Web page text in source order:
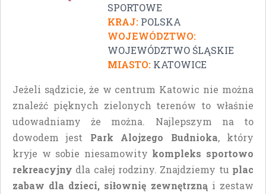
SPORTOWE
KRAJ: POLSKA
WOJEWÓDZTWO:
WOJEWÓDZTWO ŚLĄSKIE
MIASTO: KATOWICE
Jeżeli sądzicie, że w centrum Katowic nie można
znaleźć pięknych zielonych terenów to właśnie
udowadniamy że można. Najlepszym na to
dowodem jest Park Alojzego Budnioka, który
kryje w sobie niesamowity kompleks sportowo
rekreacyjny dla całej rodziny. Znajdziemy tu plac
zabaw dla dzieci, siłownię zewnętrznąi zestaw